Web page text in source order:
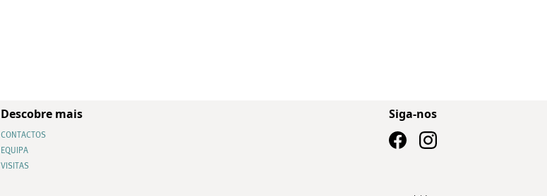
Descobre mais
CONTACTOS
EQUIPA
VISITAS
Siga-nos